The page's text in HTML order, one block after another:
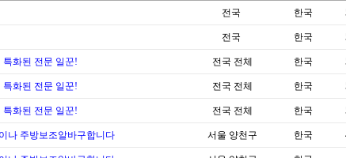
전국 한국
전국 한국
특화된 전문 일꾼! 전국 전체 한국
특화된 전문 일꾼! 전국 전체 한국
특화된 전문 일꾼! 전국 전체 한국
나 주방보조알바구합니다 서울 양천구 한국